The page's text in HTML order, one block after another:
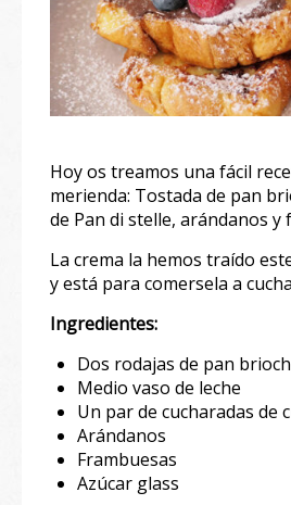
Hoy os treamos una fácil
merienda: Tostada de pan
de Pan di stelle, arándanos y
La crema la hemos traído
y está para comersela a
Ingredientes:
Dos rodajas de pan
Medio vaso de leche
Un par de cucharadas de
Arándanos
Frambuesas
Azúcar glass